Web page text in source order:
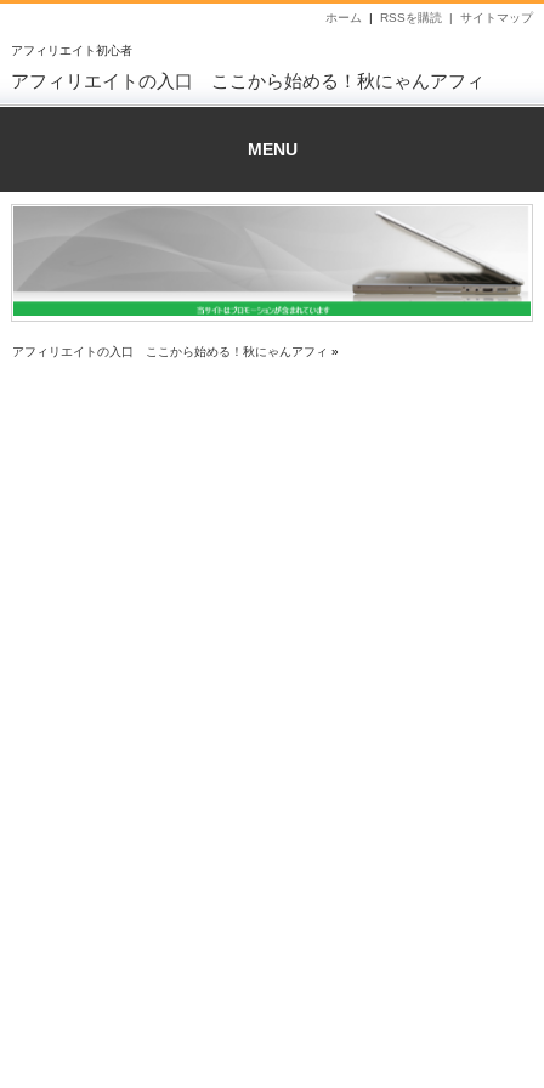
アフィリエイト初心者
サイトマップ
RSSを購読 |
ホーム |
アフィリエイトの入口 ここから始める！秋にゃんアフィ
MENU
アフィリエイトの入口 ここから始める！秋にゃんアフィ »